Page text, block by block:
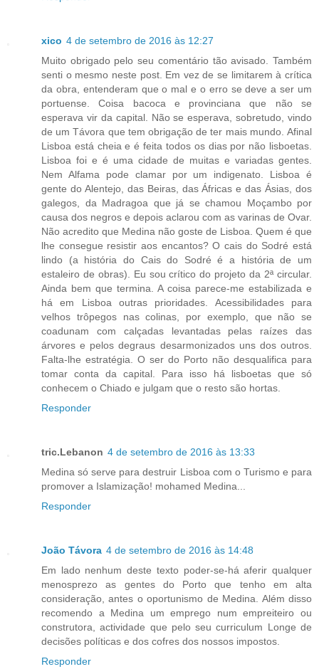
xico 4 de setembro de 2016 às 12:27
Muito obrigado pelo seu comentário tão avisado. Também
senti o mesmo neste post. Em vez de se limitarem à crítica
da obra, entenderam que o mal e o erro se deve a ser um
portuense. Coisa bacoca e provinciana que não se
esperava vir da capital. Não se esperava, sobretudo, vindo
de um Távora que tem obrigação de ter mais mundo. Afinal
Lisboa está cheia e é feita todos os dias por não lisboetas.
Lisboa foi e é uma cidade de muitas e variadas gentes.
Nem Alfama pode clamar por um indigenato. Lisboa é
gente do Alentejo, das Beiras, das Áfricas e das Ásias, dos
galegos, da Madragoa que já se chamou Moçambo por
causa dos negros e depois aclarou com as varinas de Ovar.
Não acredito que Medina não goste de Lisboa. Quem é que
lhe consegue resistir aos encantos? O cais do Sodré está
lindo (a história do Cais do Sodré é a história de um
estaleiro de obras). Eu sou crítico do projeto da 2ª circular.
Ainda bem que termina. A coisa parece-me estabilizada e
há em Lisboa outras prioridades. Acessibilidades para
velhos trôpegos nas colinas, por exemplo, que não se
coadunam com calçadas levantadas pelas raízes das
árvores e pelos degraus desarmonizados uns dos outros.
Falta-lhe estratégia. O ser do Porto não desqualifica para
tomar conta da capital. Para isso há lisboetas que só
conhecem o Chiado e julgam que o resto são hortas.
Responder
tric.Lebanon 4 de setembro de 2016 às 13:33
Medina só serve para destruir Lisboa com o Turismo e para
promover a Islamização! mohamed Medina...
Responder
João Távora 4 de setembro de 2016 às 14:48
Em lado nenhum deste texto poder-se-há aferir qualquer
menosprezo as gentes do Porto que tenho em alta
consideração, antes o oportunismo de Medina. Além disso
recomendo a Medina um emprego num empreiteiro ou
construtora, actividade que pelo seu curriculum Longe de
decisões políticas e dos cofres dos nossos impostos.
Responder